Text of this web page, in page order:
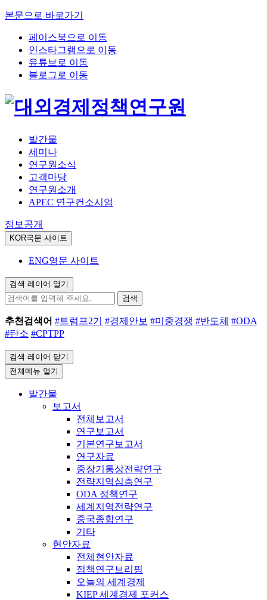
본문으로 바로가기
페이스북으로 이동
인스타그램으로 이동
유튜브로 이동
블로그로 이동
발간물
세미나
연구원소식
고객마당
연구원소개
APEC 연구컨소시엄
정보공개
KOR국문 사이트
ENG영문 사이트
검색 레이어 열기
검색
추천검색어 #트럼프2기 #경제안보 #미중경쟁 #반도체 #ODA
#탄소 #CPTPP
검색 레이어 닫기
전체메뉴 열기
발간물
보고서
전체보고서
연구보고서
기본연구보고서
연구자료
중장기통상전략연구
전략지역심층연구
ODA 정책연구
세계지역전략연구
중국종합연구
기타
현안자료
전체현안자료
정책연구브리핑
오늘의 세계경제
KIEP 세계경제 포커스